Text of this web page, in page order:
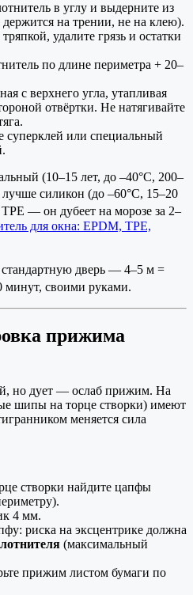
в углу и выдерните из
на трении, не на клею).
удалите грязь и остатки
по длине периметра + 20–
с верхнего угла, утапливая
отвёртки. Не натягивайте
суперклей или специальный
(10–15 лет, до –40°C, 200–
силикон (до –60°C, 15–20
— он дубеет на морозе за 2–
для окна: EPDM, TPE,
дверь — 4–5 м =
минут, своими руками.
прижима
но дует — ослаб прижим. На
шипы на торце створки) имеют
меняется сила
створки найдите цапфы
4 мм.
риска на эксцентрике должна
(максимальный
прижим листом бумаги по